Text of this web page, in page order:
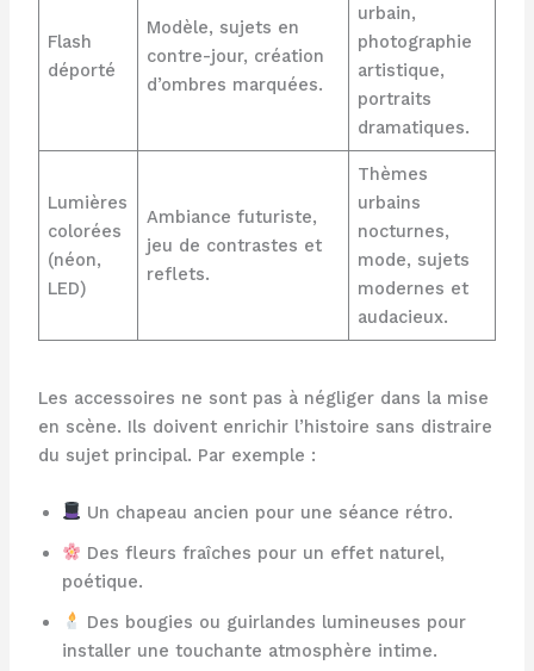
Flash
déporté
Modèle, sujets en
contre-jour, création
d’ombres marquées.
urbain,
photographie
artistique,
portraits
dramatiques.
Lumières
colorées
(néon,
LED)
Ambiance futuriste,
jeu de contrastes et
reflets.
Thèmes
urbains
nocturnes,
mode, sujets
modernes et
audacieux.
Les accessoires ne sont pas à négliger dans la mise
en scène. Ils doivent enrichir l’histoire sans distraire
du sujet principal. Par exemple :
Un chapeau ancien pour une séance rétro.
Des fleurs fraîches pour un effet naturel,
poétique.
Des bougies ou guirlandes lumineuses pour
installer une touchante atmosphère intime.